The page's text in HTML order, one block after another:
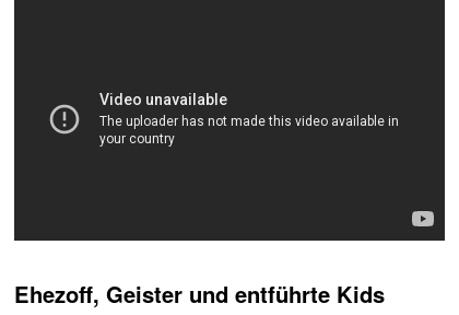
Ehezoff, Geister und entführte Kids